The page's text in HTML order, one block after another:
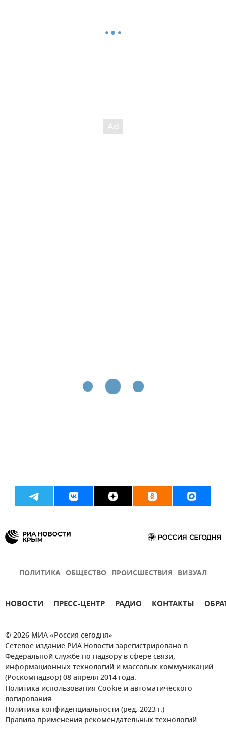
ПОЛИТИКА ОБЩЕСТВО ПРОИСШЕСТВИЯ ВИЗУАЛ
НОВОСТИ ПРЕСС-ЦЕНТР РАДИО КОНТАКТЫ
© 2026 МИА «Россия сегодня»
Сетевое издание РИА Новости зарегистрировано в
Федеральной службе по надзору в сфере связи,
информационных технологий и массовых коммуникаций
(Роскомнадзор) 08 апреля 2014 года.
Политика использования Cookie и автоматического
логирования
Политика конфиденциальности (ред. 2023 г.)
Правила применения рекомендательных технологий